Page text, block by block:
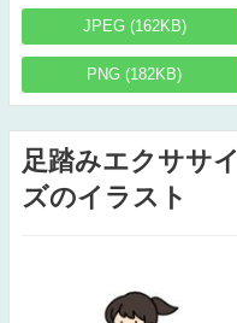
JPEG (162KB)
PNG (182KB)
足踏みエクササイ
ズのイラスト